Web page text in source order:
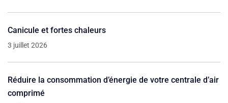
Canicule et fortes chaleurs
3 juillet 2026
Réduire la consommation d’énergie de votre centrale d’air
comprimé